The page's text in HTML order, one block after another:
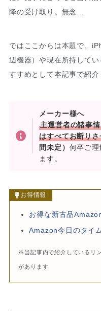
降の受け取り。無念…
ではここからは本題で、
辺機器）や現在所持して
すすめとして本記事で紹介
メーカー様へ
主運営者の諸事
はすべてお断り
間未定） 何卒ご
ます。
お得情報
お得な新古品
Amazon今日のタイ
※当記事内で紹介しているリ
があります